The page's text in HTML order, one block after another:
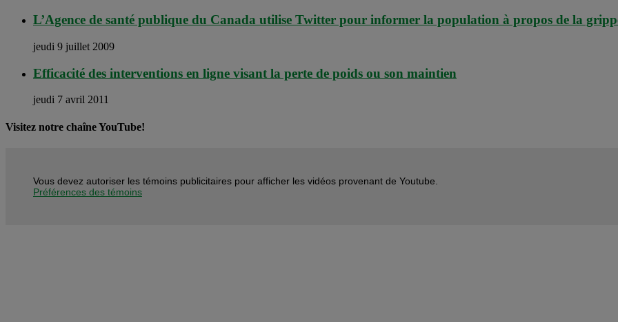
L’Agence de santé publique du Canada utilise Twitter pour informer la population à propos de la
jeudi 9 juillet 2009
Efficacité des interventions en ligne visant la perte de poids ou son maintien
jeudi 7 avril 2011
Visitez notre chaîne YouTube!
Vous devez autoriser les témoins publicitaires pour afficher les vidéos provenant de Youtube.
Préférences des témoins